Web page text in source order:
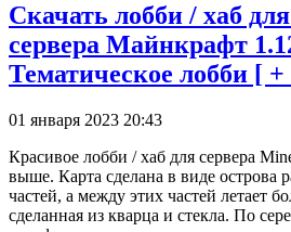
Скачать лобби / хаб
сервера Майнкрафт
Тематическое лобби [
01 января 2023 20:43
Красивое лобби / хаб для сервера
выше. Карта сделана в виде острова
частей, а между этих частей летает
сделанная из кварца и стекла. По